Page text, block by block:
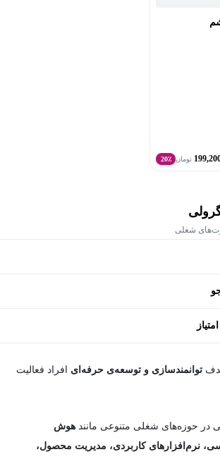
تومان 20٪
شغلی
توانمندسازی و توسعه‌ی حرفه‌ای افراد فعالیت
در حوزه‌های شغلی متنوعی مانند هوش
نرم‌افزارهای کاربردی، مدیریت محصول،